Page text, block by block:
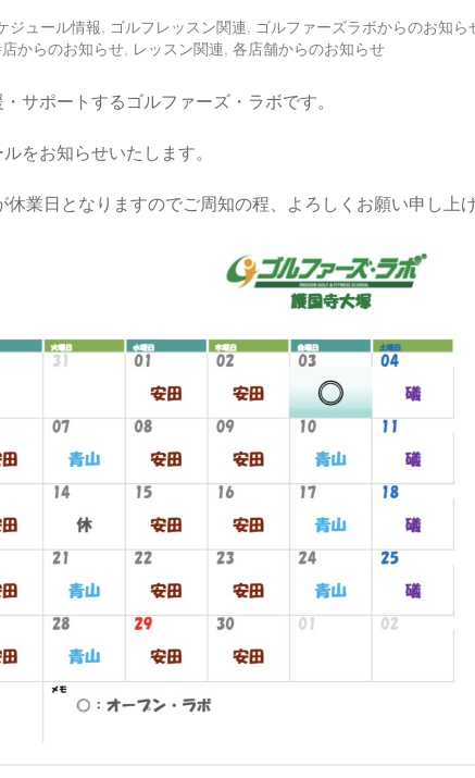
ジュール情報, ゴルフレッスン関連, ゴルファーズラボからのお知ら
からのお知らせ, レッスン関連, 各店舗からのお知らせ
サポートするゴルファーズ・ラボです。
をお知らせいたします。
業日となりますのでご周知の程、よろしくお願い申し上げ